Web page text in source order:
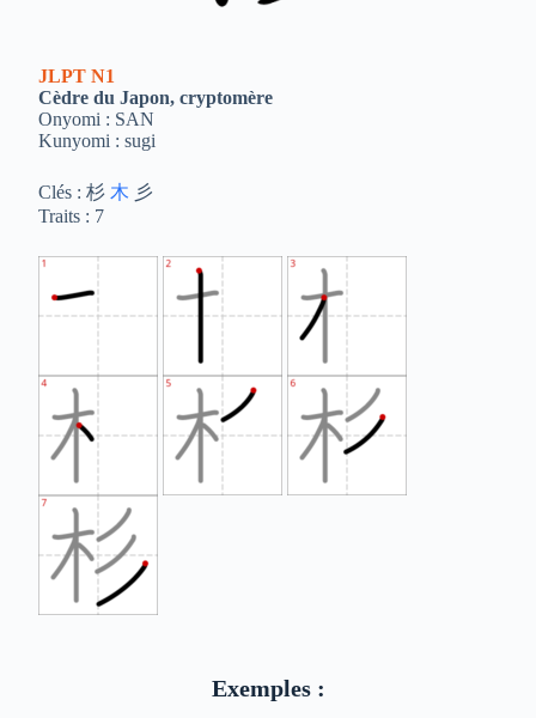
JLPT N1
Cèdre du Japon, cryptomère
Onyomi : SAN
Kunyomi : sugi
Clés : 杉 木 彡
Traits : 7
Exemples :